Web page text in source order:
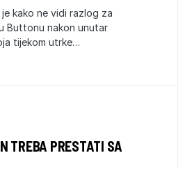
kako ne vidi razlog za
Buttonu nakon unutar
tijekom utrke…
TREBA PRESTATI SA